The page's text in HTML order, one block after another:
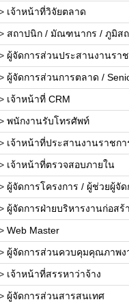
เจ้าหน้าที่วิจัยตลาด
สถาปนิก / มัณฑนากร / ภูมิส
ผู้จัดการส่วนประสานงานรา
ผู้จัดการส่วนการตลาด /
เจ้าหน้าที่ CRM
พนักงานรับโทรศัพท์
เจ้าหน้าที่ประสานงานราชกา
เจ้าหน้าที่ตรวจสอบภายใน
ผู้จัดการโครงการ / ผู้ช่วยผู้จั
ผู้จัดการฝ่ายบริหารงานก่อส
Web Master
ผู้จัดการส่วนควบคุมคุณภาพง
เจ้าหน้าที่สรรหาว่าจ้าง
ผู้จัดการส่วนสารสนเทศ